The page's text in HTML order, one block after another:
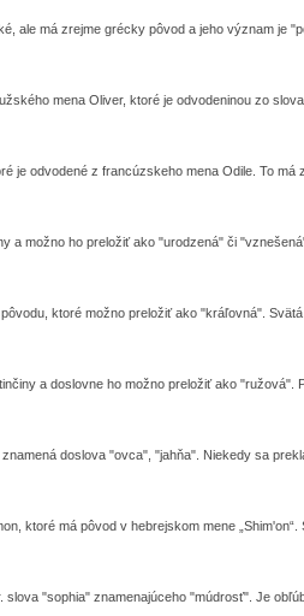
ale má zrejme grécky pôvod a jeho význam je
mena Oliver, ktoré je odvodeninou zo slova
je odvodené z francúzskeho mena Odile. To má
a možno ho preložiť ako "urodzená" či
ktoré možno preložiť ako "kráľovná". Svätá
a doslovne ho možno preložiť ako "ružová".
doslova "ovca", "jahňa". Niekedy sa
ktoré má pôvod v hebrejskom mene „Shim'on“.
slova "sophia" znamenajúceho "múdrosť". Je